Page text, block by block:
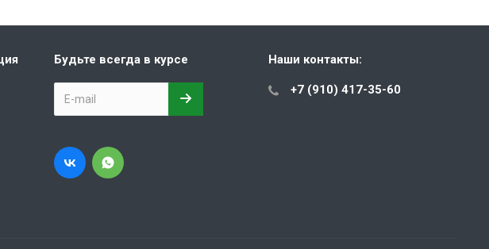
Будьте всегда в курсе Наши контакты:
+7 (910) 417-35-60